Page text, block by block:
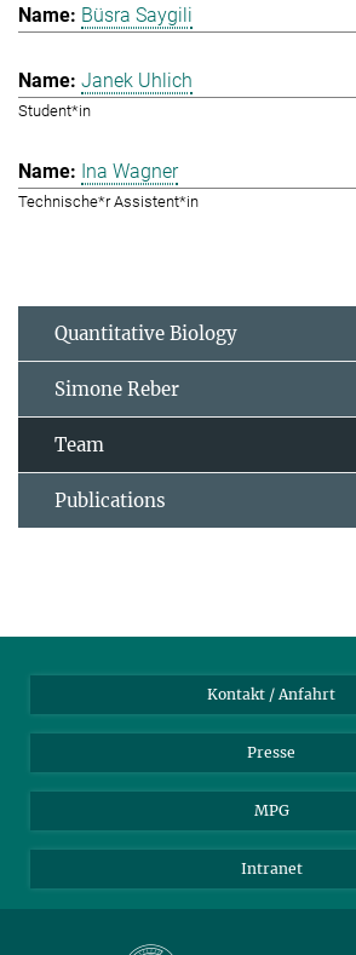
Büsra Saygili
Janek Uhlich
Student*in
Ina Wagner
Technische*r Assistent*in
Quantitative Biology
Simone Reber
Team
Publications
Kontakt / Anfahrt
Presse
MPG
Intranet